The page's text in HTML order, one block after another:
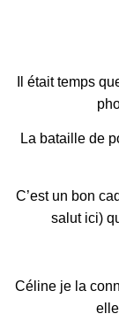
Il était temps
La bataille de
C’est un bon
salut ici)
Céline je la